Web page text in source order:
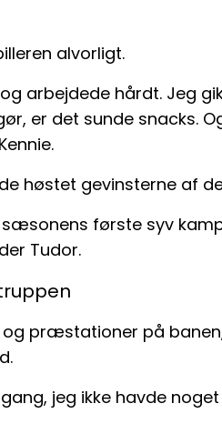
alvorligt.
arbejdede hårdt. Jeg
er det sunde snacks.
høstet gevinsterne af
første syv
Tudor.
præstationer på
jeg ikke havde